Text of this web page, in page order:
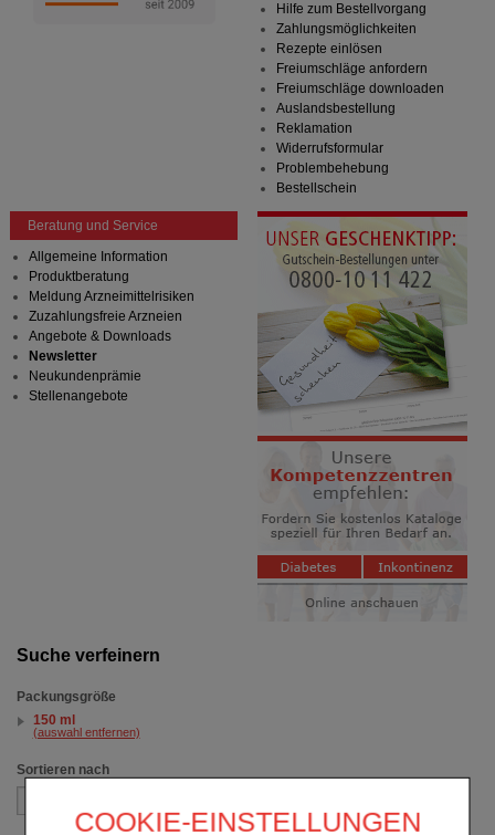
COOKIE-EINSTELLUNGEN
Suche verfeinern
Packungsgröße
150 ml
(auswahl entfernen)
Sortieren nach
Hilfe zum Bestellvorgang
Zahlungsmöglichkeiten
Rezepte einlösen
Freiumschläge anfordern
Freiumschläge downloaden
Auslandsbestellung
Reklamation
Widerrufsformular
Problembehebung
Bestellschein
Beratung und Service
Allgemeine Information
Produktberatung
Meldung Arzneimittelrisiken
Zuzahlungsfreie Arzneien
Angebote & Downloads
Newsletter
Neukundenprämie
Stellenangebote